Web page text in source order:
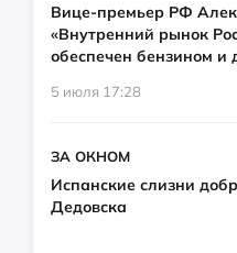
Вице-премьер РФ
«Внутренний рынок
обеспечен бензином и
5 июля 17:28
ЗА ОКНОМ
Испанские слизни
Дедовска